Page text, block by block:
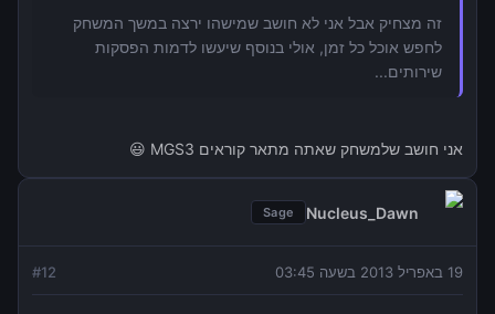
זה מצחיק אבל אני לא חושב שמישהו ירצה במשך המשחק
לחפש אוכל כל זמן, אולי בנוסף שיעשו לדמות הפסקות
שירותים...
אני חושב שלמשחק שאתה מתאר קוראים MGS3 😃
Nucleus_Dawn
Sage
19 באפריל 2013 בשעה 03:45 #12